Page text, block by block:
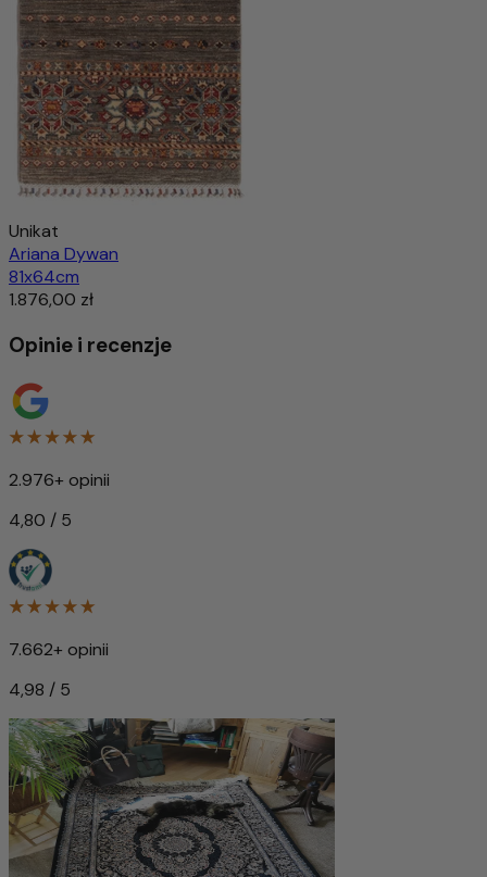
Unikat
Ariana Dywan
81x64cm
1.876,00 zł
Opinie i recenzje
2.976+ opinii
4,80 / 5
7.662+ opinii
4,98 / 5